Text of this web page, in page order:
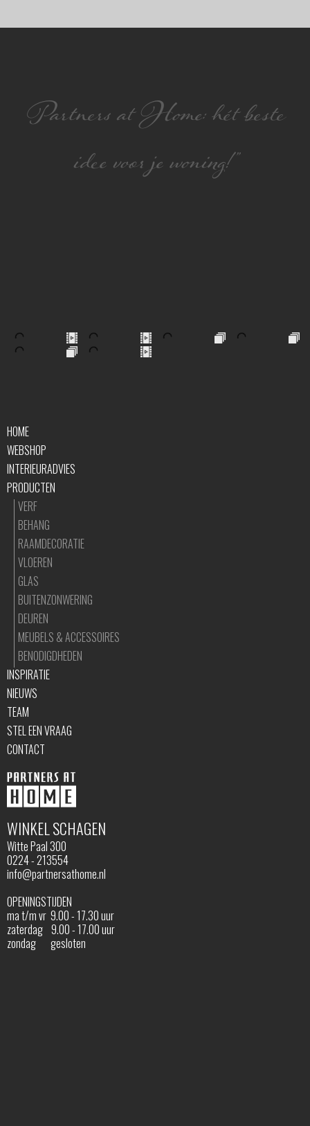
Partners at Home: hét beste
idee voor je woning!”
WINKEL SCHAGEN
Witte Paal 300
0224 - 213554
info@partnersathome.nl
OPENINGSTIJDEN
ma t/m vr 9.00 - 17.30 uur
zaterdag 9.00 - 17.00 uur
zondag gesloten
HOME
WEBSHOP
INTERIEURADVIES
PRODUCTEN
VERF
BEHANG
RAAMDECORATIE
VLOEREN
GLAS
BUITENZONWERING
DEUREN
MEUBELS & ACCESSOIRES
BENODIGDHEDEN
INSPIRATIE
NIEUWS
TEAM
STEL EEN VRAAG
CONTACT